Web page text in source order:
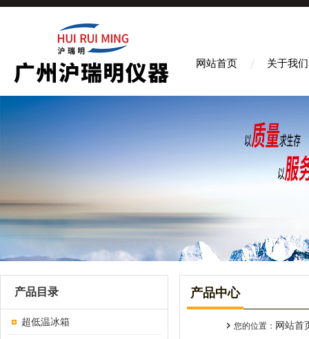
网站首页 关于我们
产品目录
超低温冰箱
产品中心
您的位置： 网站首